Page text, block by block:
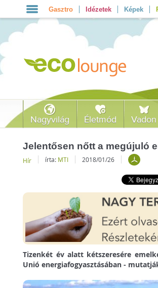
Gasztro Idézetek Képek
Nagyvilág Életmód Vadon
Jelentősen nőtt a megújuló
Hír írta: MTI 2018/01/26
Tizenkét év alatt kétszeresére
Unió energiafogyasztásában -